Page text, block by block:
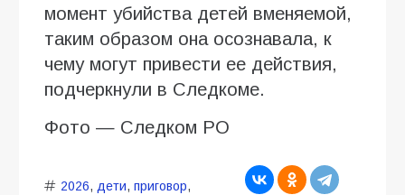
момент убийства детей вменяемой,
таким образом она осознавала, к
чему могут привести ее действия,
подчеркнули в Следкоме.
Фото — Следком РО
2026, дети, приговор,